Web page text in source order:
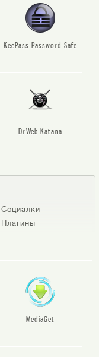
KeePass Password Safe
Dr.Web Katana
Социалки
Плагины
MediaGet